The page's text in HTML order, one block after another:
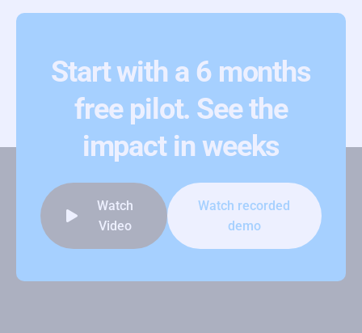
Start with a 6 months
free pilot. See the
impact in weeks
Watch
Video
Watch recorded
demo